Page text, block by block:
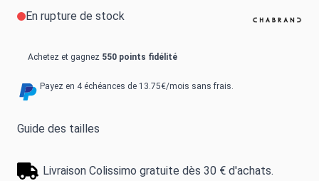
En rupture de stock
Achetez et gagnez 550 points fidélité
Payez en 4 échéances de 13.75€/mois sans frais.
Guide des tailles
Livraison Colissimo gratuite dès 30 € d'achats.